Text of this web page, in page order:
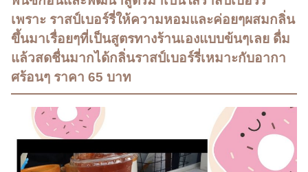
เพราะ ราสป์เบอร์รี่ให้ความหอมและค่อยๆผสมกลิ่น
ขึ้นมาเรื่อยๆที่เป็นสูตรทางร้านเองแบบข้นๆเลย ดื่ม
แล้วสดชื่นมากได้กลิ่นราสป์เบอร์รี่เหมาะกับอากา
ศร้อนๆ ราคา 65 บาท